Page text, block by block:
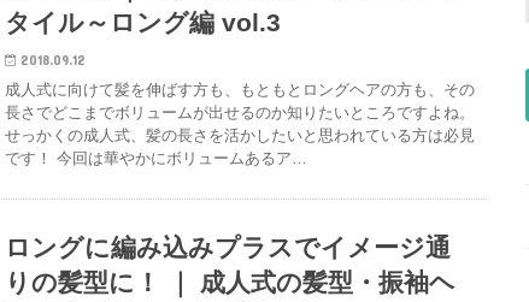
タイル～ロング編 vol.3
2018.09.12
成人式に向けて髪を伸ばす方も、もともとロングヘアの方も、その
長さでどこまでボリュームが出せるのか知りたいところですよね。
せっかくの成人式、髪の長さを活かしたいと思われている方は必見
です！ 今回は華やかにボリュームあるア…
ロングに編み込みプラスでイメージ通
りの髪型に！ ｜ 成人式の髪型・振袖ヘ